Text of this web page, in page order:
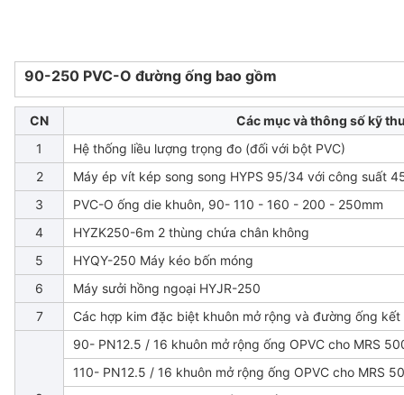
90-250 PVC-O đường ống bao gồm
CN
Các mục và thông số kỹ
1
Hệ thống liều lượng trọng đo (đối với bột PVC)
2
Máy ép vít kép song song HYPS 95/34 với công suất
3
PVC-O ống die khuôn, 90- 110 - 160 - 200 - 250mm
4
HYZK250-6m 2 thùng chứa chân không
5
HYQY-250 Máy kéo bốn móng
6
Máy sưởi hồng ngoại HYJR-250
7
Các hợp kim đặc biệt khuôn mở rộng và đường ống
90- PN12.5 / 16 khuôn mở rộng ống OPVC cho MRS
110- PN12.5 / 16 khuôn mở rộng ống OPVC cho MRS